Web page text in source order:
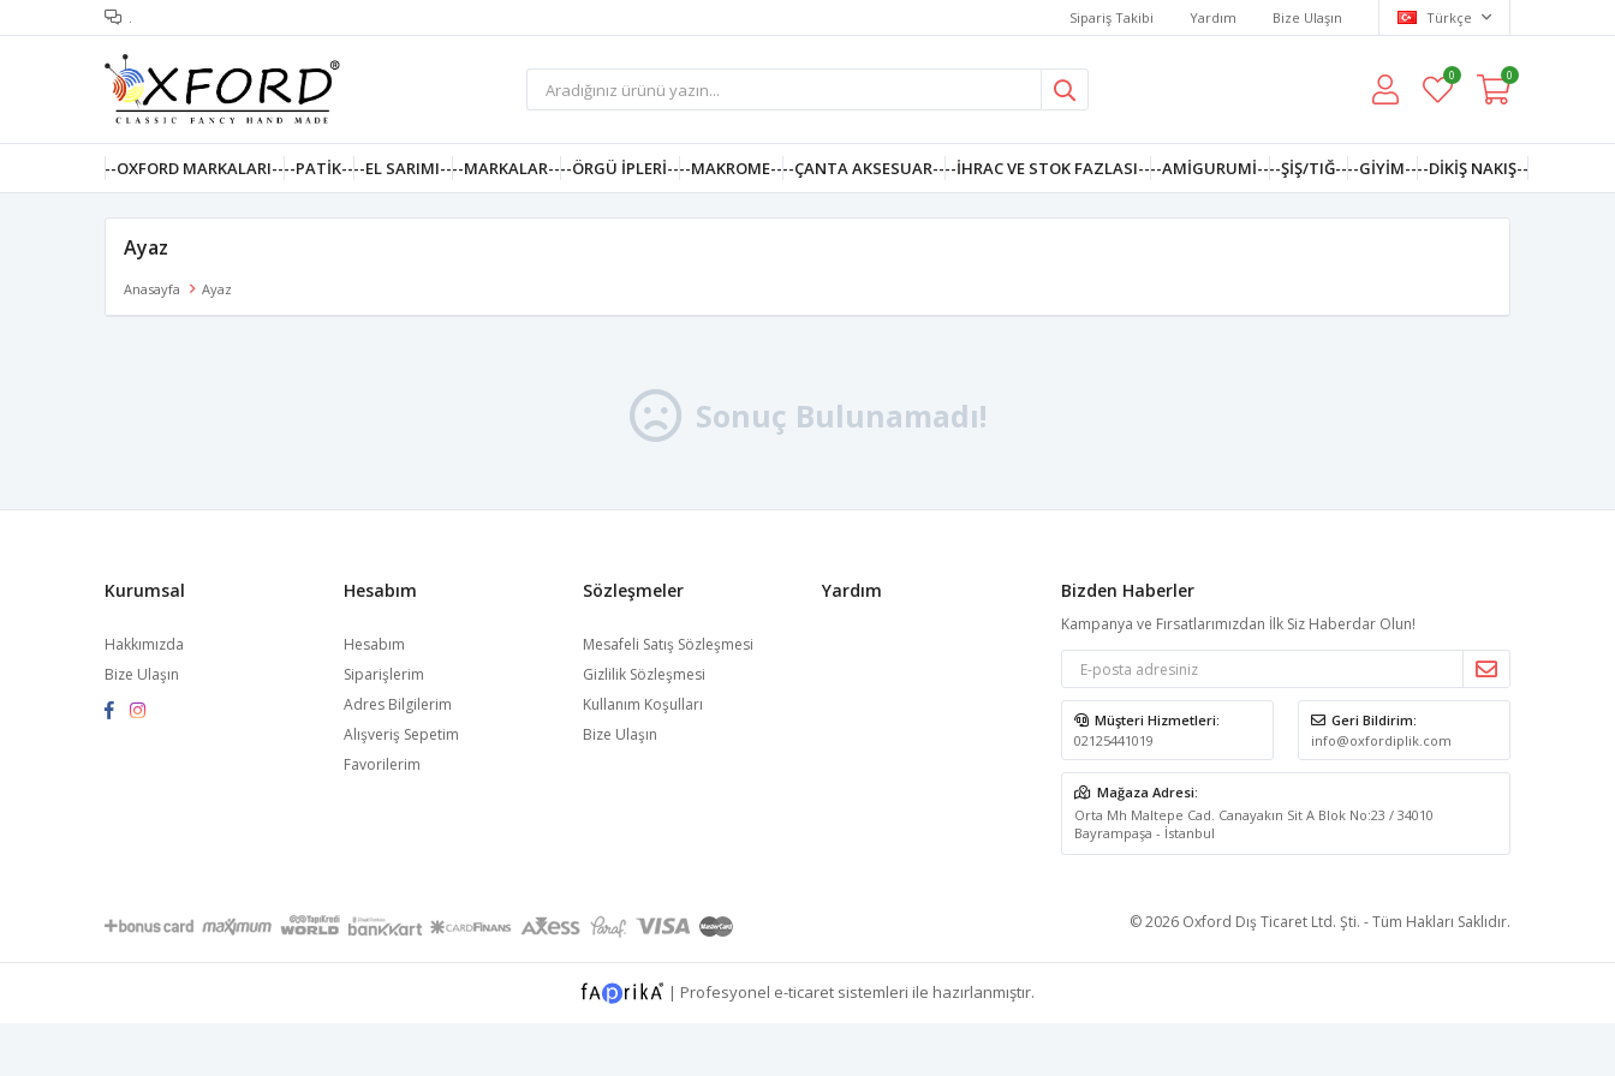
. Sipariş Takibi Yardım Bize Ulaşın Türkçe
0 0
--OXFORD MARKALARI----PATIK----EL SARIMI----MARKALAR----ÖRGÜ İPLERI----MAKROME----ÇANTA AKSESUAR----İHRAC VE STOK FAZLASI----AMIGURUMI----ŞİŞ/TIĞ----GIYIM----DIKIŞ NAKIŞ--
Ayaz
Anasayfa Ayaz
Sonuç Bulunamadı!
Kurumsal
Hakkımızda
Bize Ulaşın
Hesabım
Hesabım
Siparişlerim
Adres Bilgilerim
Alışveriş Sepetim
Favorilerim
Sözleşmeler
Mesafeli Satış Sözleşmesi
Gizlilik Sözleşmesi
Kullanım Koşulları
Bize Ulaşın
Yardım Bizden Haberler
Kampanya ve Fırsatlarımızdan İlk Siz Haberdar Olun!
Müşteri Hizmetleri:
02125441019
Geri Bildirim:
info@oxfordiplik.com
Mağaza Adresi:
Orta Mh Maltepe Cad. Canayakın Sit A Blok No:23 / 34010
Bayrampaşa - İstanbul
© 2026 Oxford Dış Ticaret Ltd. Şti. - Tüm Hakları Saklıdır.
| Profesyonel e-ticaret sistemleri ile hazırlanmıştır.